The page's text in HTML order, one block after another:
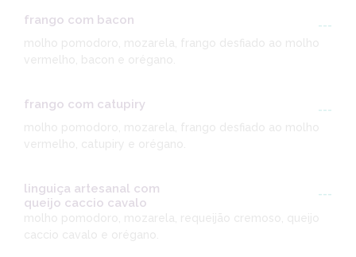
frango com bacon
---
vermelho, bacon e orégano.
frango com catupiry
---
vermelho, catupiry e orégano.
linguiça artesanal com
queijo caccio cavalo
---
molho pomodoro, mozarela, requeijão cremoso, queijo
caccio cavalo e orégano.